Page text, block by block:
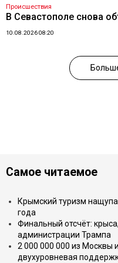
Происшествия
В Севастополе снова
10.08.2026 08:20
Самое читаемое
Крымский туризм
года
Финальный отсчёт:
администрации Трампа
2 000 000 000 из Москвы
двухуровневая